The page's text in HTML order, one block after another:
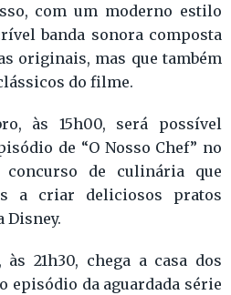
com um moderno estilo
banda sonora composta
originais, mas que também
do filme.
às 15h00, será possível
de “O Nosso Chef” no
concurso de culinária que
a criar deliciosos pratos
Disney.
21h30, chega a casa dos
episódio da aguardada série